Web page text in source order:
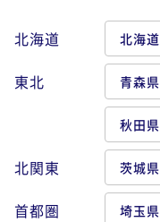
北海道 北海道
東北 青森県
秋田県
北関東 茨城県
首都圏 埼玉県